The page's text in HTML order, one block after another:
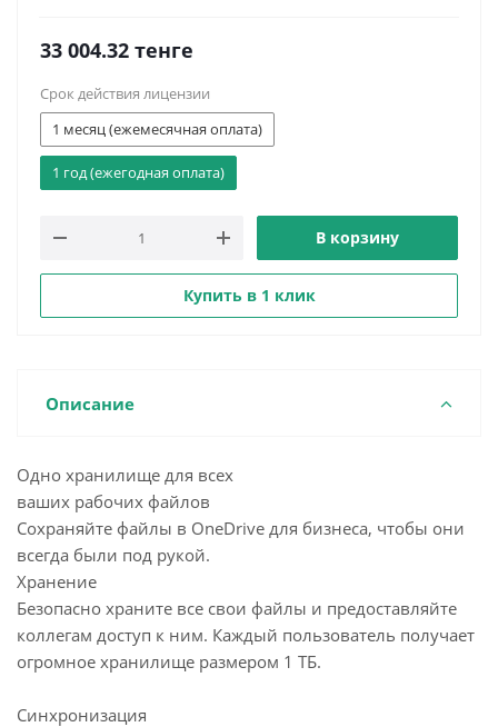
33 004.32 тенге
Срок действия лицензии
1 месяц (ежемесячная оплата)
1 год (ежегодная оплата)
В корзину
Купить в 1 клик
Описание
Одно хранилище для всех
ваших рабочих файлов
Сохраняйте файлы в OneDrive для бизнеса, чтобы они
всегда были под рукой.
Хранение
Безопасно храните все свои файлы и предоставляйте
коллегам доступ к ним. Каждый пользователь получает
огромное хранилище размером 1 ТБ.
Синхронизация